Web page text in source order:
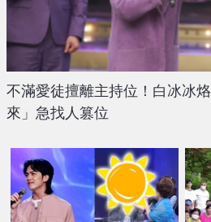
不滿愛徒擅離主持位！白冰冰
來」急找人篡位